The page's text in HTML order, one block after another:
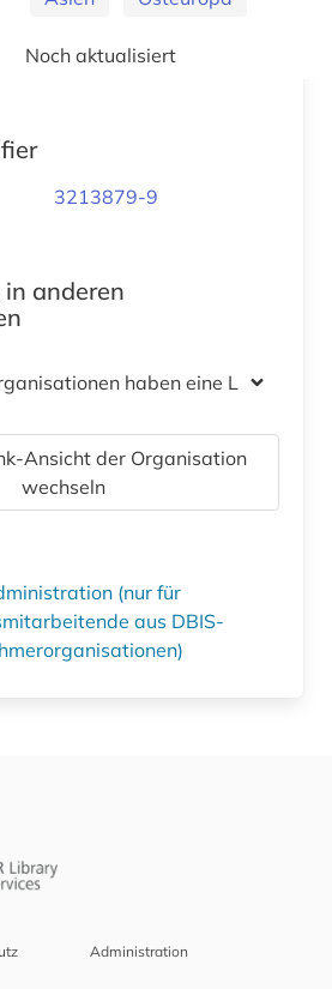
Noch aktualisiert
3213879-9
anderen
haben eine Lizenz
Ansicht der Organisation
wechseln
(nur für
aus DBIS-
Administration